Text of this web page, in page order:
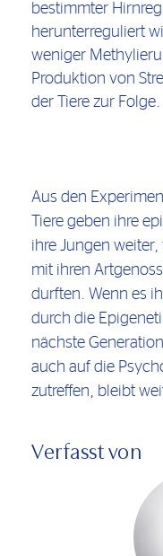
bestimmter
herunterreguliert
weniger
Produktion von
der Tiere zur Folge.
Aus den
Tiere geben ihre
ihre Jungen
mit ihren
durften. Wenn es
durch die
nächste
auch auf die
zutreffen, bleibt
Verfasst von